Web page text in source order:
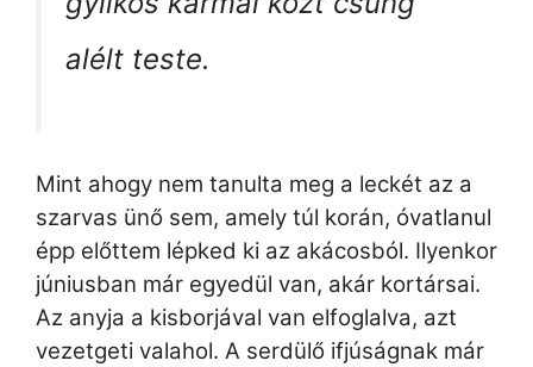
alélt teste.
Mint ahogy nem tanulta meg a leckét az a
szarvas ünő sem, amely túl korán, óvatlanul
épp előttem lépked ki az akácosból. Ilyenkor
júniusban már egyedül van, akár kortársai.
Az anyja a kisborjával van elfoglalva, azt
vezetgeti valahol. A serdülő ifjúságnak már